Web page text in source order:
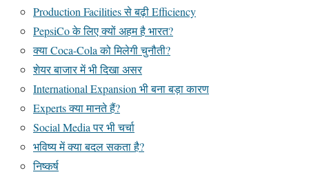
Production Facilities से बढ़ी Efficiency
PepsiCo के लिए क्यों अहम है भारत?
क्या Coca-Cola को मिलेगी चुनौती?
शेयर बाजार में भी दिखा असर
International Expansion भी बना बड़ा कारण
Experts क्या मानते हैं?
Social Media पर भी चर्चा
भविष्य में क्या बदल सकता है?
निष्कर्ष